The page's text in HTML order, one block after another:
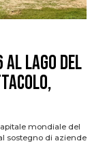
al Lago del
mondiale del
sostegno di aziende